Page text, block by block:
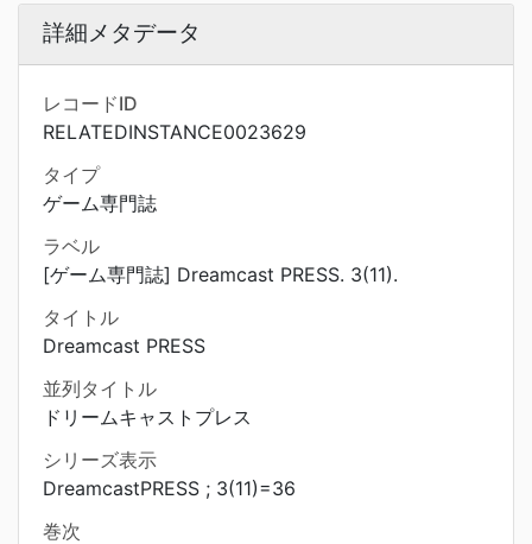
詳細メタデータ
レコードID
RELATEDINSTANCE0023629
タイプ
ゲーム専門誌
ラベル
[ゲーム専門誌] Dreamcast PRESS. 3(11).
タイトル
Dreamcast PRESS
並列タイトル
ドリームキャストプレス
シリーズ表示
DreamcastPRESS ; 3(11)=36
巻次